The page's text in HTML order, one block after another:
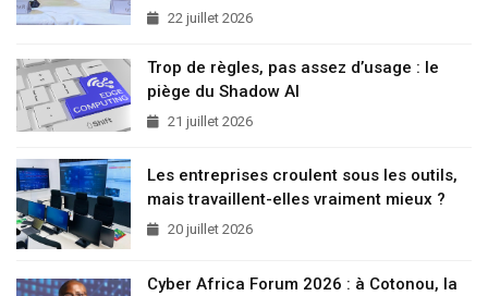
22 juillet 2026
Trop de règles, pas assez d’usage : le
piège du Shadow AI
21 juillet 2026
Les entreprises croulent sous les outils,
mais travaillent-elles vraiment mieux ?
20 juillet 2026
Cyber Africa Forum 2026 : à Cotonou, la